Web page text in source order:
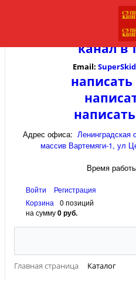
канал в
Email:
написать
Адрес офиса: Ленинградская
массив Вартемяги-1, ул
Время
Войти
Регистрация
Корзина
0 позиций
на сумму0 руб.
Главная страница Каталог